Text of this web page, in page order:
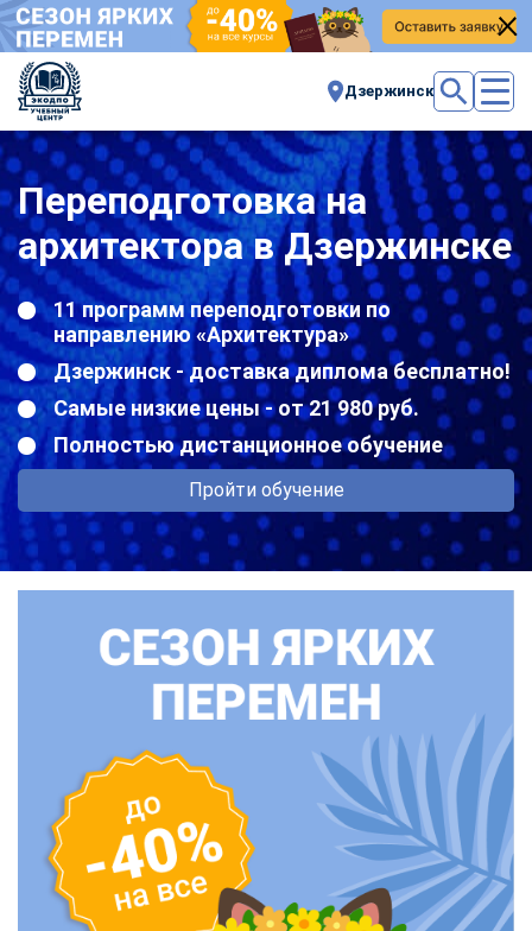
Дзержинск
Переподготовка на
архитектора в Дзержинске
11 программ переподготовки по
направлению «Архитектура»
Дзержинск - доставка диплома бесплатно!
Самые низкие цены - от 21 980 руб.
Полностью дистанционное обучение
Пройти обучение